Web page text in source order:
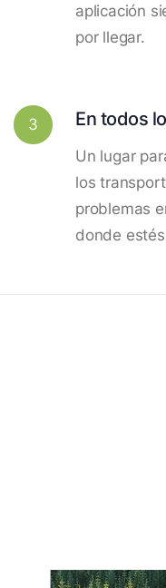
aplicación
por llegar.
3 En todos
Un lugar
los
problemas
donde